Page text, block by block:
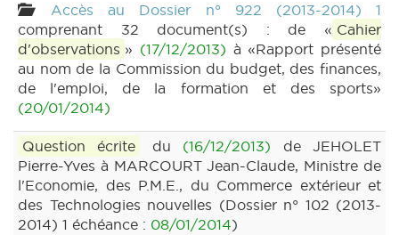
Accès au Dossier n° 922 (2013-2014) 1
comprenant 32 document(s) : de « Cahier
d'observations » (17/12/2013) à «Rapport présenté
au nom de la Commission du budget, des finances,
de l'emploi, de la formation et des sports»
(20/01/2014)
Question écrite du (16/12/2013) de JEHOLET
Pierre-Yves à MARCOURT Jean-Claude, Ministre de
l'Economie, des P.M.E., du Commerce extérieur et
des Technologies nouvelles (Dossier n° 102 (2013-
2014) 1 échéance : 08/01/2014)